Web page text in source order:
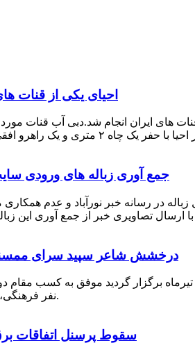
احیای یکی از قنات
جمع آوری زباله های ورودی
در رسانه خبر نورآباد و عدم
درخشش شاعر سپید سرای
برگزار گردید موفق به کسب مقام
نفر فرهنگی،دانشجو و دانش آموز شد.
سقوط پرسنل اتفاقات